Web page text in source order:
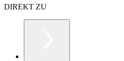
DIREKT ZU